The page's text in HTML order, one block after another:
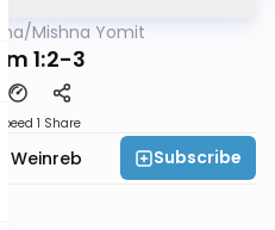
/Mishna Yomit
1:2-3
Speed 1 Share
Weinreb
Subscribe